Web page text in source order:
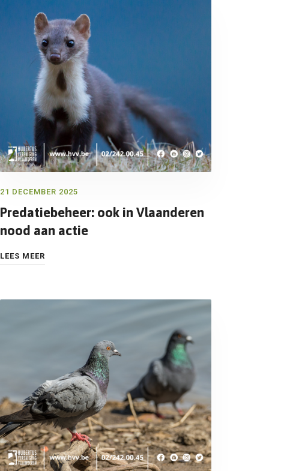
21 DECEMBER 2025
Predatiebeheer: ook in Vlaanderen
nood aan actie
LEES MEER